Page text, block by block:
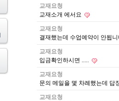
교재요청
교재소개 에서요
교재요청
결재했는데 수업예약이 안됩
교재요청
입금확인하시면 .....
교재요청
문의 메일을 몇 차례했는데 답
교재요청